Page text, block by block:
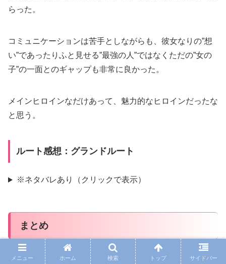
らった。
コミュニケーションは苦手としながらも、彼女なりの”想
い”であったりふと見せる”最強の人”ではなくただの”女の
子”の一面とのギャップも非常に良かった。
メインヒロインなだけあって、魅力的なヒロインだったな
と思う。
ルート感想：グランドルート
※ネタバレあり（クリックで表示）
まとめ
メニュー ホーム 検索 トップ サイドバー